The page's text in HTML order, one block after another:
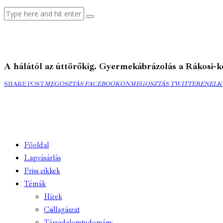
A hálától az úttörőkig. Gyermekábrázolás a Rákosi-
SHARE POSTMEGOSZTÁS
MEGOSZTÁS FACEBOOKONMEGOSZTÁS
MEGOSZTÁS TWITTEREN
Főoldal
Lapvásárlás
Friss cikkek
Témák
Hírek
Csillagászat